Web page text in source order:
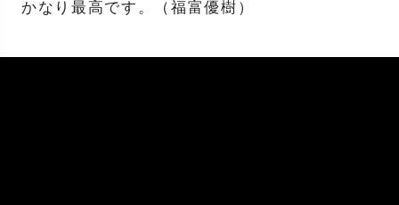
かなり最高です。（福富優樹）